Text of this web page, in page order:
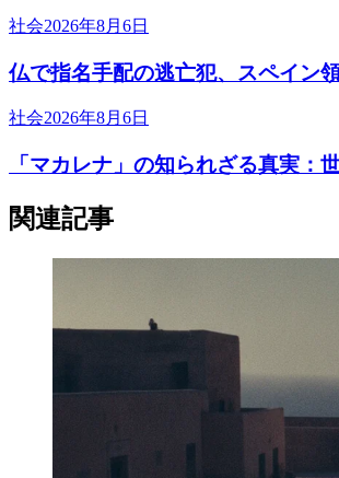
社会2026年8月6日
仏で指名手配の逃亡犯、スペイン
社会2026年8月6日
「マカレナ」の知られざる真実
関連記事